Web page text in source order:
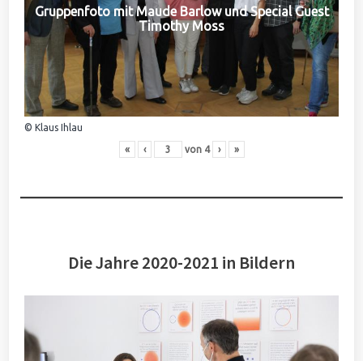
Gruppenfoto mit Maude Barlow und Special Guest
Timothy Moss
© Klaus Ihlau
« ‹ von 4 › »
Die Jahre 2020-2021 in Bildern